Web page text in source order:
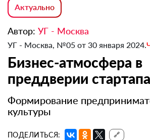
Актуально
Автор: УГ - Москва
УГ - Москва, №05 от 30 января 2024.
Бизнес-атмосфера в
преддверии стартапа
Формирование
культуры
ПОДЕЛИТЬСЯ: 🔗